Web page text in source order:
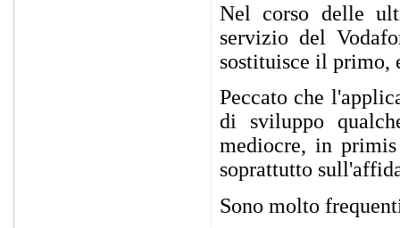
Nel corso delle
servizio del
sostituisce il primo,
Peccato che
di sviluppo
mediocre, in
soprattutto
Sono molto